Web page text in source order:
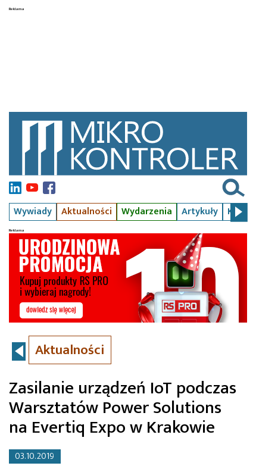
Wywiady Aktualności Wydarzenia Artykuły Kursy
Aktualności
Zasilanie urządzeń IoT podczas
Warsztatów Power Solutions
na Evertiq Expo w Krakowie
03.10.2019